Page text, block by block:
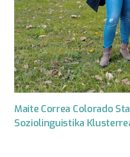
Maite Correa Colorado
Soziolinguistika